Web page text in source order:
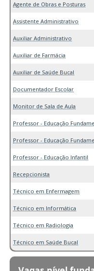
Agente de Obras e Posturas
Assistente Administrativo
Auxiliar Administrativo
Auxiliar de Farmácia
Auxiliar de Saúde Bucal
Documentador Escolar
Monitor de Sala de Aula
Professor - Educação
Professor - Educação
Professor - Educação Infantil
Recepcionista
Técnico em Enfermagem
Técnico em Informática
Técnico em Radiologia
Técnico em Saúde Bucal